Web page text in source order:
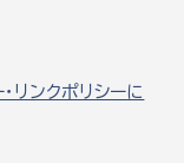
リンクポリシーに